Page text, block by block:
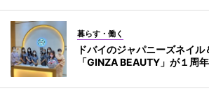
暮らす・働く
ドバイのジャパニーズネイ
「GINZA BEAUTY」が１周年